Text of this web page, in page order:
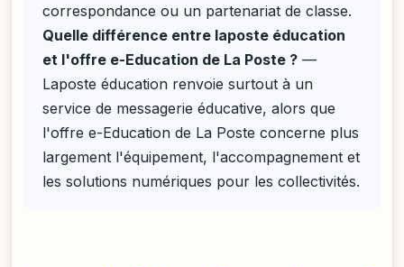
correspondance ou un partenariat de classe.
Quelle différence entre laposte éducation
et l'offre e-Education de La Poste ? —
Laposte éducation renvoie surtout à un
service de messagerie éducative, alors que
l'offre e-Education de La Poste concerne plus
largement l'équipement, l'accompagnement et
les solutions numériques pour les collectivités.